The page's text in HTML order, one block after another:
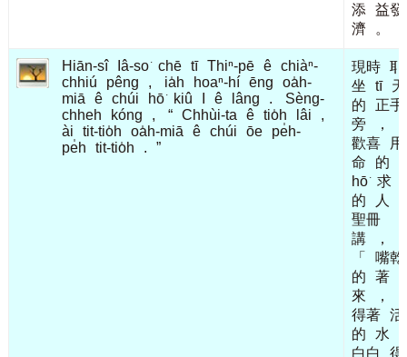
添
益發
濟
。
Hiān-sî Iâ-so͘ chē tī Thiⁿ-pē ê chiàⁿ-
chhiú
pêng , ia̍h hoaⁿ-hí ēng
oa̍h-
miā
ê chúi hō͘ kiû ê lâng .
Sèng-
chheh
kóng , “ Chhùi-ta ê tio̍h lâi
,
ài
tit-tio̍h oa̍h-miā ê chúi ōe
pe̍h-
pe̍h
tit-tio̍h . ”
現時 耶
坐
tī
的
正手
旁
，
歡喜
用
命
的
hō͘ 求
的
人
聖冊
講
，
「
嘴乾
的
著
來
，
得著 活
的
水
白白
得